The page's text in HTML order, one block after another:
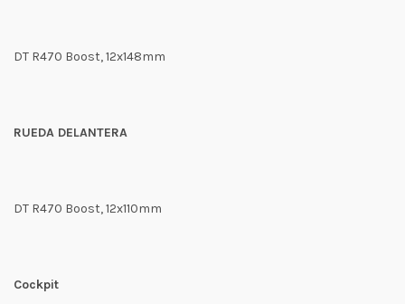
DT R470 Boost, 12x148mm
RUEDA DELANTERA
DT R470 Boost, 12x110mm
Cockpit